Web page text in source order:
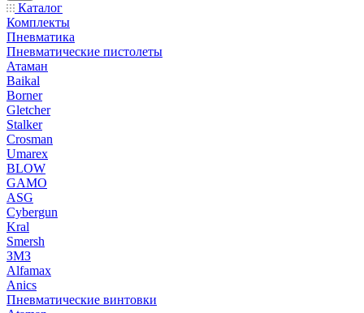
Каталог
Комплекты
Пневматика
Пневматические пистолеты
Атаман
Baikal
Borner
Gletcher
Stalker
Crosman
Umarex
BLOW
GAMO
ASG
Cybergun
Kral
Smersh
ЗМЗ
Alfamax
Anics
Пневматические винтовки